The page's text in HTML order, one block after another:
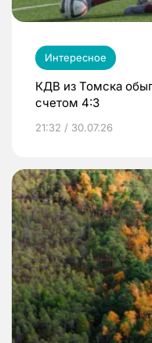
Интересное
КДВ из Томска
счетом 4:3
21:32 / 30.07.26